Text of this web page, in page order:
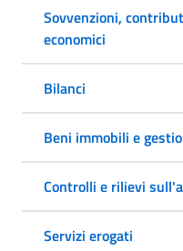
Sovvenzioni,
economici
Bilanci
Beni immobili e
Controlli e rilievi
Servizi erogati